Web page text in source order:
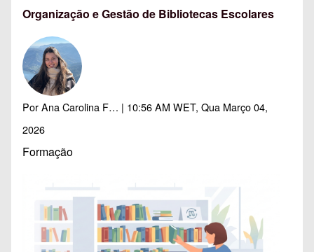
Organização e Gestão de Bibliotecas Escolares
PorAna Carolina F… | 10:56 AM WET, Qua Março 04,
2026
Formação